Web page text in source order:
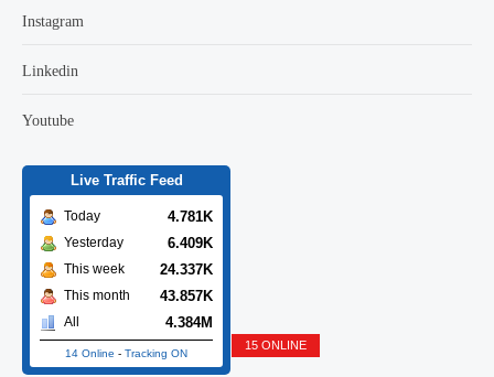
Instagram
Linkedin
Youtube
Live Traffic Feed
Today 4.781K
Yesterday 6.409K
This week 24.337K
This month 43.857K
All 4.384M
14 Online - Tracking ON
15 ONLINE